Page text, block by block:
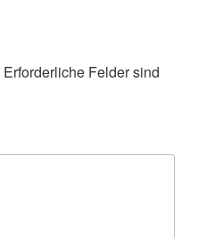
Erforderliche Felder sind